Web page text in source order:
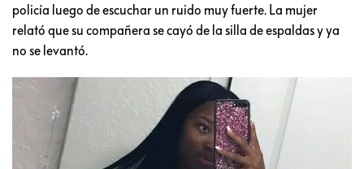
policía luego de escuchar un ruido muy fuerte. La mujer
relató que su compañera se cayó de la silla de espaldas y ya
no se levantó.